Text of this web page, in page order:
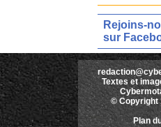
Rejoins-
sur
Textes et
© Copyright
Plan